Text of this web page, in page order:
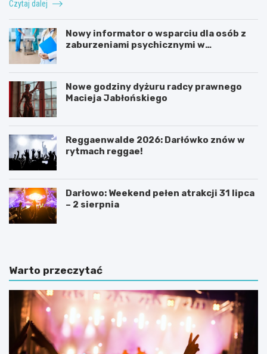
Czytaj dalej
Nowy informator o wsparciu dla osób z
zaburzeniami psychicznymi w
Nowe godziny dyżuru radcy prawnego
Macieja Jabłońskiego
Reggaenwalde 2026: Darłówko znów w
rytmach reggae!
Darłowo: Weekend pełen atrakcji 31 lipca
– 2 sierpnia
Warto przeczytać